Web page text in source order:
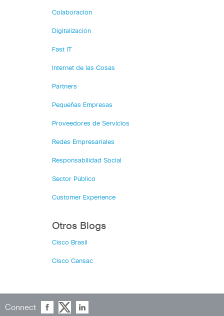
Colaboración
Digitalización
Fast IT
Internet de las Cosas
Partners
Pequeñas Empresas
Proveedores de Servicios
Redes Empresariales
Responsabilidad Social
Sector Público
Customer Experience
Otros Blogs
Cisco Brasil
Cisco Cansac
Connect